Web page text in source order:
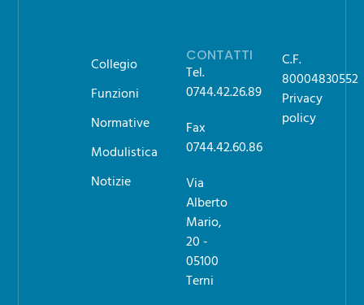
Collegio
Funzioni
Normative
Modulistica
Notizie
CONTATTI
Tel.
0744.42.26.89
Fax
0744.42.60.86
Via
Alberto
Mario,
20 -
05100
Terni
C.F.
80004830552
Privacy
policy